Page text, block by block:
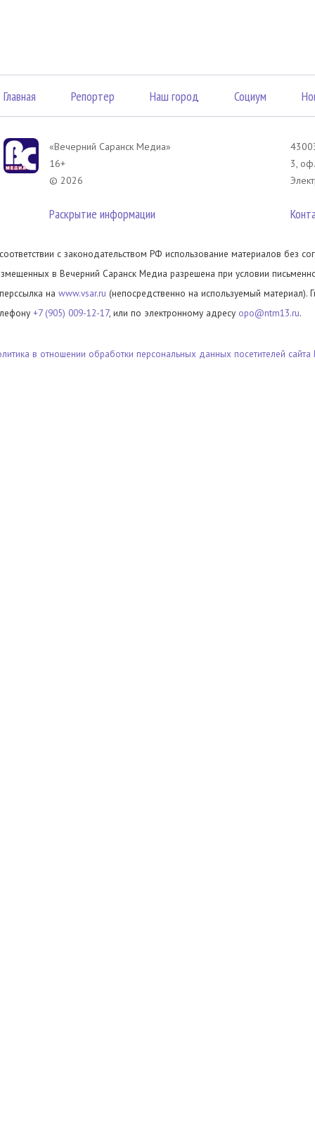
Главная Репортер Наш город Социум
«Вечерний Саранск Mедиа»
16+
© 2026
Раскрытие информации
3,
с законодательством РФ использование материалов без
в Вечерний Саранск Медиа разрешена при условии
на www.vsar.ru (непосредственно на используемый материал).
+7 (905) 009-12-17, или по электронному адресу opo@ntm13.ru.
в отношении обработки персональных данных посетителей